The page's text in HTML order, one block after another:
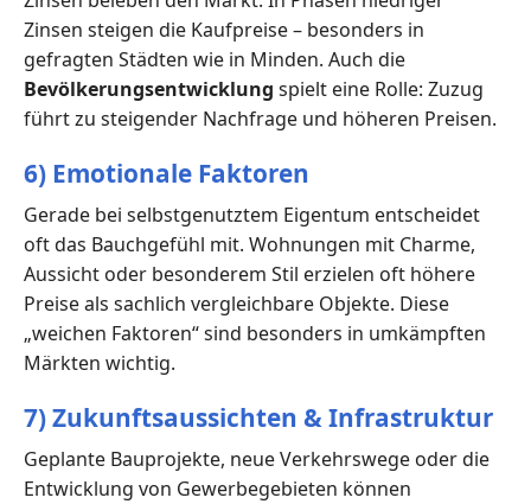
Zinsen steigen die Kaufpreise – besonders in
gefragten Städten wie in Minden. Auch die
Bevölkerungsentwicklung spielt eine Rolle: Zuzug
führt zu steigender Nachfrage und höheren Preisen.
6) Emotionale Faktoren
Gerade bei selbstgenutztem Eigentum entscheidet
oft das Bauchgefühl mit. Wohnungen mit Charme,
Aussicht oder besonderem Stil erzielen oft höhere
Preise als sachlich vergleichbare Objekte. Diese
„weichen Faktoren“ sind besonders in umkämpften
Märkten wichtig.
7) Zukunftsaussichten & Infrastruktur
Geplante Bauprojekte, neue Verkehrswege oder die
Entwicklung von Gewerbegebieten können